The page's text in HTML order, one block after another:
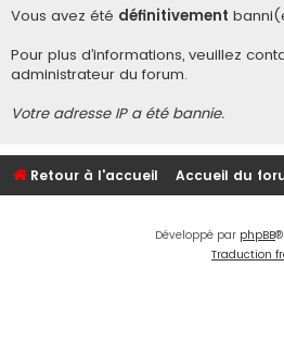
Vous avez été définitivement
Pour plus d’informations, veuillez
administrateur du forum.
Votre adresse IP a été bannie.
Retour à l'accueil Accueil du
Développé par phpBB
Traduction